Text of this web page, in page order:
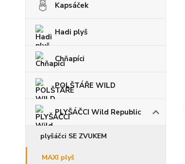
Kapsáček
Hadi plyš
Chňapíci
POLŠTÁŘE WILD
PLYŠÁČCI Wild Republic
plyšáčci SE ZVUKEM
MAXI plyš